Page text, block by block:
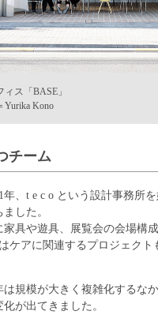
ス「BASE」
Yurika Kono
チーム
年、t e c o という設計事務所
した。
具や遊具、展覧会の会場構成
ケアに関連するプロジェクト
は規模が大きく複雑化するな
が出てきました。